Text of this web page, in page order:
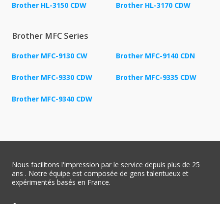
Brother HL-3150 CDW Brother HL-3170 CDW
Brother MFC Series
Brother MFC-9130 CW Brother MFC-9140 CDN
Brother MFC-9330 CDW Brother MFC-9335 CDW
Brother MFC-9340 CDW
Nous facilitons l'impression par le service depuis plus de 25
ans . Notre équipe est composée de gens talentueux et
expérimentés basés en France.